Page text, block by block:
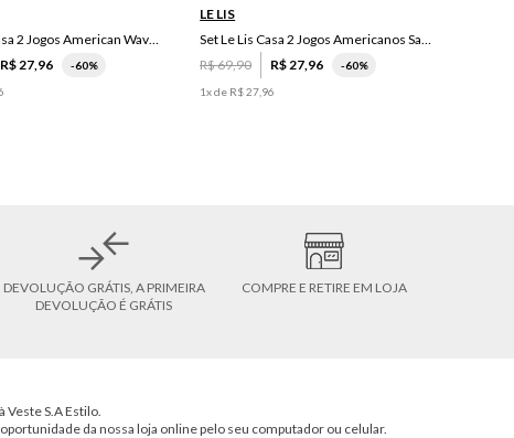
Set Le Lis Casa 2 Jogos American Wave Green
R$27,96 -60%
LE LIS
Set Le Lis Casa 2 Jogos Americanos Saruê II
R$69,90 R$27,96 -60%
1x de R$27 96
DEVOLUÇÃO GRÁTIS, A PRIMEIRA
DEVOLUÇÃO É GRÁTIS
COMPRE E RETIRE EM LOJA
Veste S.A Estilo.
da nossa loja online pelo seu computador ou celular.